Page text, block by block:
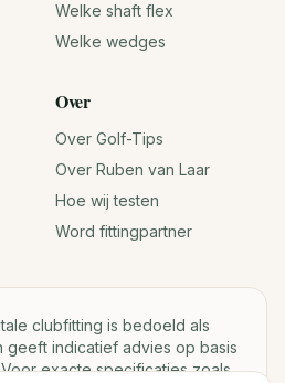
Welke shaft flex
Welke wedges
Over
Over Golf-Tips
Over Ruben van Laar
Hoe wij testen
Word fittingpartner
clubfitting is bedoeld als
geeft indicatief advies op basis
exacte specificaties zoals